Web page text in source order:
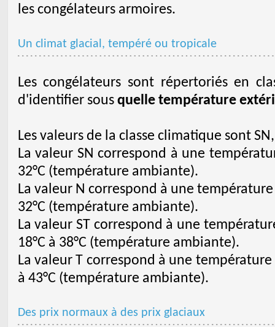
les congélateurs armoires.
Un climat glacial, tempéré ou tropicale
Les congélateurs sont répertoriés en
d'identifier sous quelle température
Les valeurs de la classe climatique sont SN,
La valeur SN correspond à une
32°C (température ambiante).
La valeur N correspond à une
32°C (température ambiante).
La valeur ST correspond à une
18°C à 38°C (température ambiante).
La valeur T correspond à une
à 43°C (température ambiante).
Des prix normaux à des prix glaciaux